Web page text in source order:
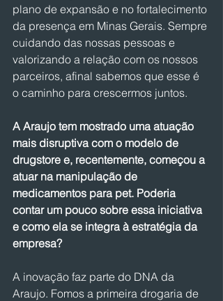
plano de expansão e no fortalecimento
da presença em Minas Gerais. Sempre
cuidando das nossas pessoas e
valorizando a relação com os nossos
parceiros, afinal sabemos que esse é
o caminho para crescermos juntos.
A Araujo tem mostrado uma atuação
mais disruptiva com o modelo de
drugstore e, recentemente, começou a
atuar na manipulação de
medicamentos para pet. Poderia
contar um pouco sobre essa iniciativa
e como ela se integra à estratégia da
empresa?
A inovação faz parte do DNA da
Araujo. Fomos a primeira drogaria de